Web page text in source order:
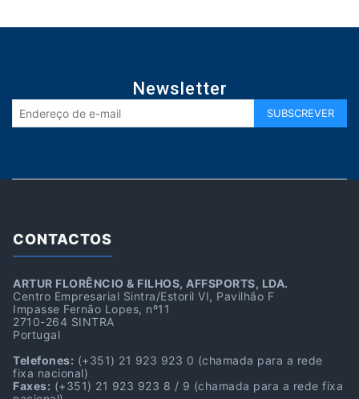
Newsletter
CONTACTOS
ARTUR FLORÊNCIO & FILHOS, AFFSPORTS, LDA.
Centro Empresarial Sintra/Estoril VI, Pavilhão F
Impasse Fernão Lopes, nº11
2710-264 SINTRA
Portugal
Telefones: (+351) 21 923 923 0 (chamada para a rede
fixa nacional)
Faxes: (+351) 21 923 923 8 / 9 (chamada para a rede fixa